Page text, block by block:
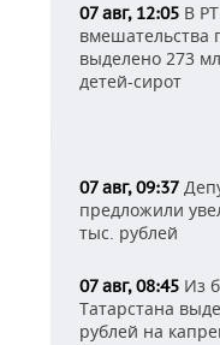
07 авг, 12:05 В
вмешательства
выделено 273
детей-сирот
07 авг, 09:37
предложили
тыс. рублей
07 авг, 08:45 Из
Татарстана
рублей на